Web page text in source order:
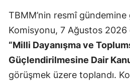
TBMM’nin resmî
Komisyonu, 7 Ağustos 2026
“Milli Dayanışma ve
Güçlendirilmesine Dair
görüşmek üzere toplandı.